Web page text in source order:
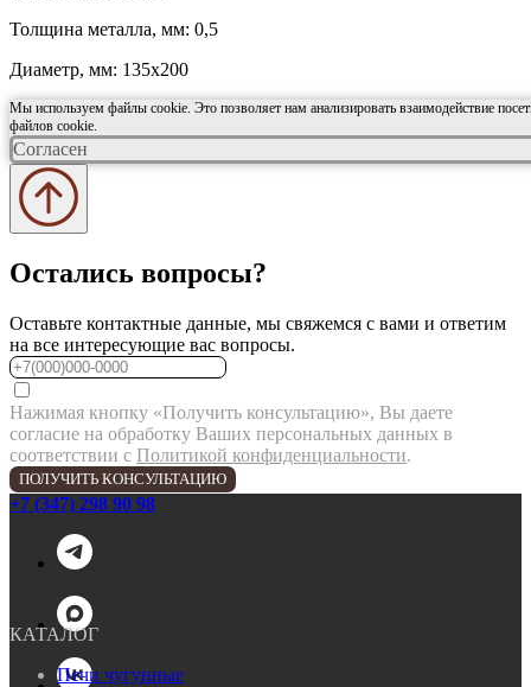
Толщина металла, мм: 0,5
Диаметр, мм: 135x200
Мы используем файлы cookie. Это позволяет нам анализировать взаимодействие
файлов cookie.
Согласен
Остались вопросы?
Оставьте контактные данные, мы свяжемся с вами и ответим
на все интересующие вас вопросы.
Нажимая кнопку «Получить консультацию», Вы даете
согласие на обработку Ваших персональных данных в
соответствии с Политикой конфиденциальности.
ПОЛУЧИТЬ КОНСУЛЬТАЦИЮ
+7 (347) 298 90 98
КАТАЛОГ
Печи чугунные